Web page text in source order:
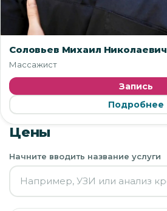
Соловьев Михаил Николаевич
Массажист
Запись
Подробнее
Цены
Начните вводить название услуги